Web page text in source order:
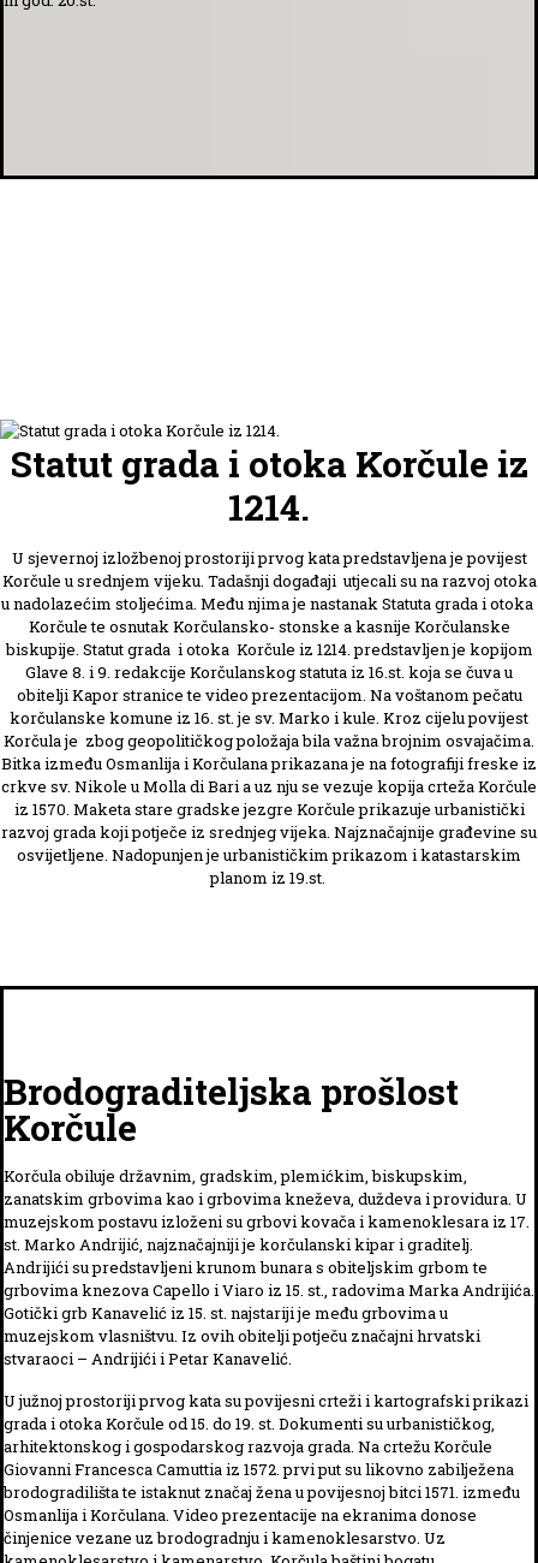
Statut grada i otoka Korčule iz
1214.
U sjevernoj izložbenoj prostoriji prvog kata predstavljena je povijest
Korčule u srednjem vijeku. Tadašnji događaji utjecali su na razvoj otoka
u nadolazećim stoljećima. Među njima je nastanak Statuta grada i otoka
Korčule te osnutak Korčulansko- stonske a kasnije Korčulanske
biskupije. Statut grada i otoka Korčule iz 1214. predstavljen je kopijom
Glave 8. i 9. redakcije Korčulanskog statuta iz 16.st. koja se čuva u
obitelji Kapor stranice te video prezentacijom. Na voštanom pečatu
korčulanske komune iz 16. st. je sv. Marko i kule. Kroz cijelu povijest
Korčula je zbog geopolitičkog položaja bila važna brojnim osvajačima.
Bitka između Osmanlija i Korčulana prikazana je na fotografiji freske iz
crkve sv. Nikole u Molla di Bari a uz nju se vezuje kopija crteža Korčule
iz 1570. Maketa stare gradske jezgre Korčule prikazuje urbanistički
razvoj grada koji potječe iz srednjeg vijeka. Najznačajnije građevine su
osvijetljene. Nadopunjen je urbanističkim prikazom i katastarskim
planom iz 19.st.
Brodograditeljska prošlost
Korčule
Korčula obiluje državnim, gradskim, plemićkim, biskupskim,
zanatskim grbovima kao i grbovima kneževa, duždeva i providura. U
muzejskom postavu izloženi su grbovi kovača i kamenoklesara iz 17.
st. Marko Andrijić, najznačajniji je korčulanski kipar i graditelj.
Andrijići su predstavljeni krunom bunara s obiteljskim grbom te
grbovima knezova Capello i Viaro iz 15. st., radovima Marka Andrijića.
Gotički grb Kanavelić iz 15. st. najstariji je među grbovima u
muzejskom vlasništvu. Iz ovih obitelji potječu značajni hrvatski
stvaraoci – Andrijići i Petar Kanavelić.
U južnoj prostoriji prvog kata su povijesni crteži i kartografski prikazi
grada i otoka Korčule od 15. do 19. st. Dokumenti su urbanističkog,
arhitektonskog i gospodarskog razvoja grada. Na crtežu Korčule
Giovanni Francesca Camuttia iz 1572. prvi put su likovno zabilježena
brodogradilišta te istaknut značaj žena u povijesnoj bitci 1571. između
Osmanlija i Korčulana. Video prezentacije na ekranima donose
činjenice vezane uz brodogradnju i kamenoklesarstvo. Uz